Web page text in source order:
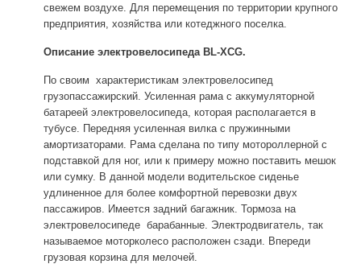
свежем воздухе. Для перемещения по территории крупного
предприятия, хозяйства или котеджного поселка.
Описание электровелосипеда BL-XCG.
По своим характеристикам электровелосипед
грузопассажирский. Усиленная рама с аккумуляторной
батареей электровелосипеда, которая располагается в
тубусе. Передняя усиленная вилка с пружинными
амортизаторами. Рама сделана по типу мотороллерной с
подставкой для ног, или к примеру можно поставить мешок
или сумку. В данной модели водительское сиденье
удлиненное для более комфортной перевозки двух
пассажиров. Имеется задний багажник. Тормоза на
электровелосипеде барабанные. Электродвигатель, так
называемое моторколесо расположен сзади. Впереди
грузовая корзина для мелочей.